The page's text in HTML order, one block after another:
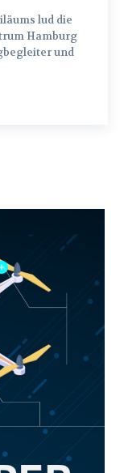
Hamburg
und